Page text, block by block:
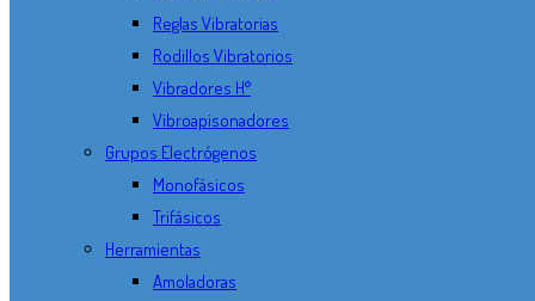
Reglas Vibratorias
Rodillos Vibratorios
Vibradores H°
Vibroapisonadores
Grupos Electrógenos
Monofásicos
Trifásicos
Herramientas
Amoladoras